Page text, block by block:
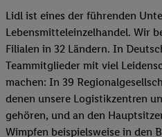
Lidl ist eines der führenden
Lebensmitteleinzelhandel. Wir
Filialen in 32 Ländern. In
Teammitglieder mit viel
machen: In 39
denen unsere Logistikzentren
gehören, und an den
Wimpfen beispielsweise in den